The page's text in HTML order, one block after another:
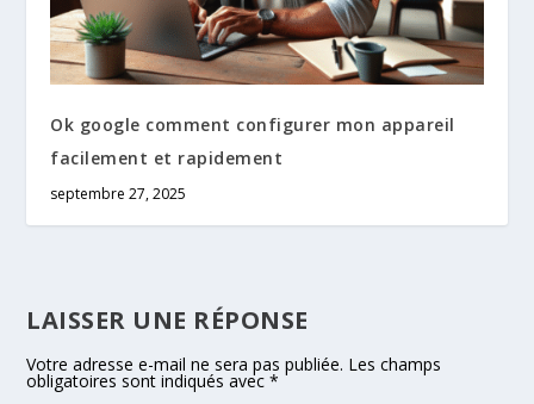
Ok google comment configurer mon appareil
facilement et rapidement
septembre 27, 2025
LAISSER UNE RÉPONSE
Votre adresse e-mail ne sera pas publiée. Les champs
obligatoires sont indiqués avec*